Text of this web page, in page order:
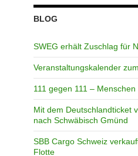
BLOG
SWEG erhält Zuschlag für
Veranstaltungskalender
111 gegen 111 –
Mit dem Deutschlandticket
nach Schwäbisch Gmünd
SBB Cargo Schweiz
Flotte